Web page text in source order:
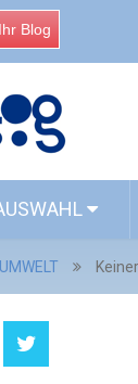
Blog
UMWELT